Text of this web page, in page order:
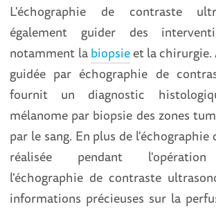
L'échographie de contraste
également guider des
notamment labiopsieet la chirurgie.
guidée par échographie de
fournit un diagnostic
mélanome par biopsie des zones
par le sang. En plus de
réalisée pendant l'opération
l'échographie de contraste
informations précieuses sur la